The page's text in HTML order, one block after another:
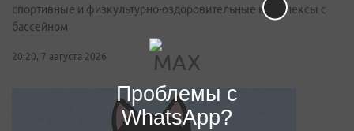
спортивные и физкультурно-оздоровительные комплексы с
бассейном
20:20, 7 августа 2026
Проблемы с
WhatsApp?